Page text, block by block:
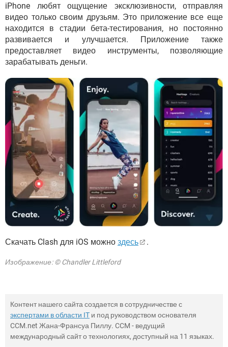
iPhone любят ощущение эксклюзивности, отправляя
видео только своим друзьям. Это приложение все еще
находится в стадии бета-тестирования, но постоянно
развивается и улучшается. Приложение также
предоставляет видео инструменты, позволяющие
зарабатывать деньги.
Скачать Clash для iOS можно здесь .
Изображение: © Chandler Littleford
Контент нашего сайта создается в сотрудничестве с
экспертами в области IT и под руководством основателя
CCM.net Жана-Франсуа Пиллу. CCM - ведущий
международный сайт о технологиях, доступный на 11 языках.